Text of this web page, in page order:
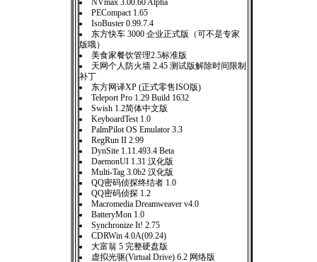
NVmax 3.00.60 Alpha
PECompact 1.65
IsoBuster 0.99.7.4
东方快车 3000 企业正式版（可不是专家
版哦）
美食家餐饮管理2.5标准版
天网个人防火墙 2.45 测试版解除时间限制
补丁
东方网译XP (正式零售ISO版)
Teleport Pro 1.29 Build 1632
Swish 1.2简体中文版
KeyboardTest 1.0
PalmPilot OS Emulator 3.3
RegRun II 2.99
DynSite 1.11.493.4 Beta
DaemonUI 1.31 汉化版
Multi-Tag 3.0b2 汉化版
QQ密码侦探终结者 1.0
QQ密码侦探 1.2
Macromedia Dreamweaver v4.0
BatteryMon 1.0
Synchronize It! 2.75
CDRWin 4.0A(09.24)
大富翁 5 完整硬盘版
虚拟光驱(Virtual Drive) 6.2 网络版